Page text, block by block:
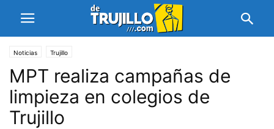
Noticias Trujillo
MPT realiza campañas de
limpieza en colegios de
Trujillo